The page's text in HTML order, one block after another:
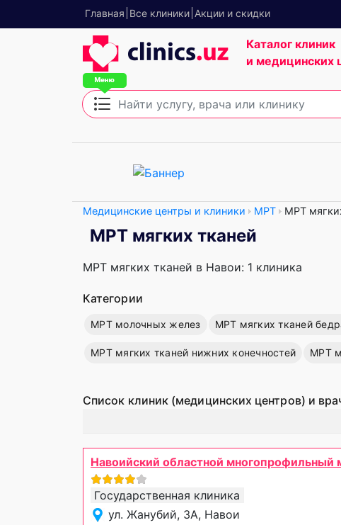
Главная Все клиники Акции и скидки
Каталог клиник
и медицинских
Медицинские центры и клиники МРТ МРТ
МРТ мягких тканей
МРТ мягких тканей в Навои: 1 клиника
Категории
МРТ молочных желез МРТ мягких тканей
МРТ мягких тканей нижних конечностей МРТ
Список клиник (медицинских центров) и
Навоийский областной многопрофильный
Государственная клиника
ул. Жанубий, 3А, Навои